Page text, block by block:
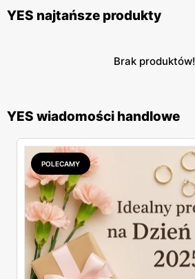
YES najtańsze produkty
Brak produktów!
YES wiadomości handlowe
POLECAMY